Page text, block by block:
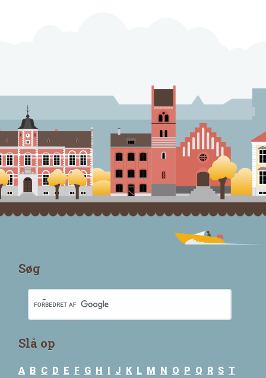
Søg
Slå op
A B C D E F G H I J K L M N O P Q R S T